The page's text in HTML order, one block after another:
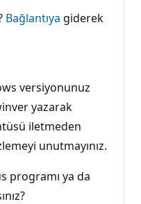
Bağlantıya giderek
versiyonunuz
yazarak
iletmeden
unutmayınız.
programı ya da